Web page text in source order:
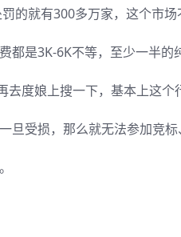
的就有300多万家，这个市场
都是3K-6K不等，至少一半
度娘上搜一下，基本上这个
旦受损，那么就无法参加竞